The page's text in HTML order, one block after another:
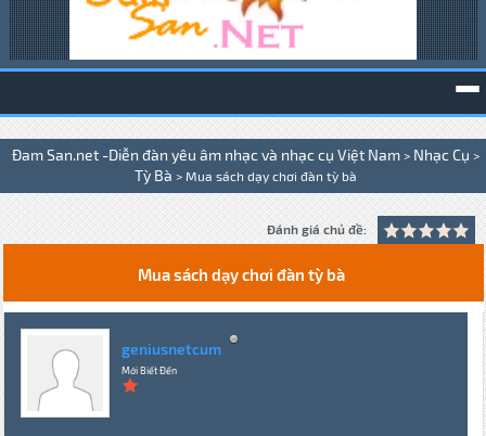
Đam San.net -Diễn đàn yêu âm nhạc và nhạc cụ Việt Nam > Nhạc Cụ >
Tỳ Bà > Mua sách dạy chơi đàn tỳ bà
Đánh giá chủ đề:
Mua sách dạy chơi đàn tỳ bà
geniusnetcum
Mới Biết Đến